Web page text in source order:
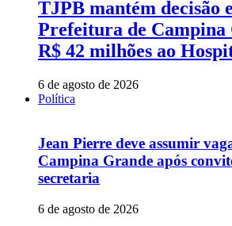
TJPB mantém decisão
Prefeitura de Campina
R$ 42 milhões ao
6 de agosto de 2026
Política
Jean Pierre deve assumir
Campina Grande após
secretaria
6 de agosto de 2026